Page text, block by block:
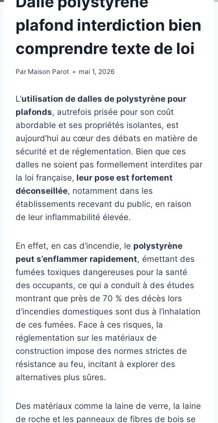
plafond interdiction bien
comprendre texte de loi
Par Maison Parot mai 1, 2026
L’utilisation de dalles de polystyrène pour
plafonds, autrefois prisée pour son coût
abordable et ses propriétés isolantes, est
aujourd’hui au cœur des débats en matière de
sécurité et de réglementation. Bien que ces
dalles ne soient pas formellement interdites par
la loi française, leur pose est fortement
déconseillée, notamment dans les
établissements recevant du public, en raison
de leur inflammabilité élevée.
En effet, en cas d’incendie, le polystyrène
peut s’enflammer rapidement, émettant des
fumées toxiques dangereuses pour la santé
des occupants, ce qui a conduit à des études
montrant que près de 70 % des décès lors
d’incendies domestiques sont dus à l’inhalation
de ces fumées. Face à ces risques, la
réglementation sur les matériaux de
construction impose des normes strictes de
résistance au feu, incitant à explorer des
alternatives plus sûres.
Des matériaux comme la laine de verre, la laine
de roche et les panneaux de fibres de bois se